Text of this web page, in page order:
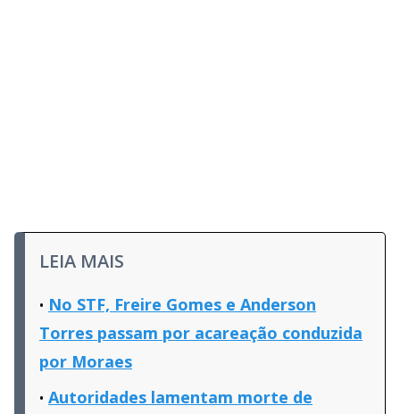
LEIA MAIS
No STF, Freire Gomes e Anderson
Torres passam por acareação conduzida
por Moraes
Autoridades lamentam morte de